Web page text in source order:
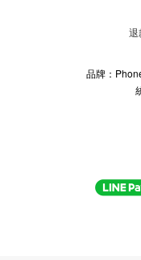
退
品牌：